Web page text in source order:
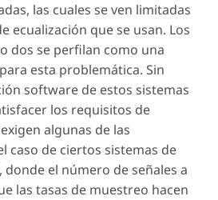
las cuales se ven limitadas
ecualización que se usan. Los
dos se perfilan como una
esta problemática. Sin
software de estos sistemas
los requisitos de
algunas de las
caso de ciertos sistemas de
el número de señales a
las tasas de muestreo hacen